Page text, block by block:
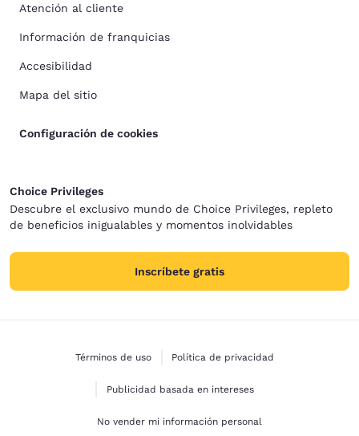
Atención al cliente
Información de franquicias
Accesibilidad
Mapa del sitio
Configuración de cookies
Choice Privileges
Descubre el exclusivo mundo de Choice Privileges, repleto
de beneficios inigualables y momentos inolvidables
Inscríbete gratis
Términos de uso Política de privacidad
Publicidad basada en intereses
No vender mi información personal